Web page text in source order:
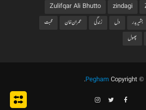
zindagi
Zulifqar Ali Bhutto
بشیربدر دل زندگی عمران خان
محبت
پھول
Copyright ©
Pegham
.